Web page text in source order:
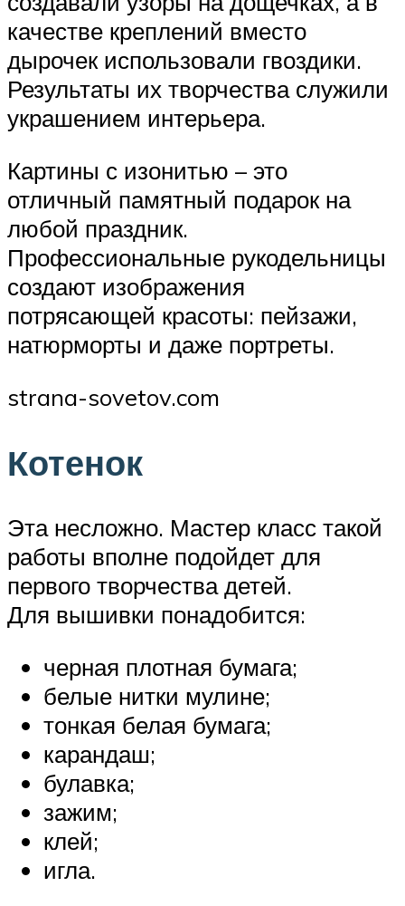
качестве креплений вместо
дырочек использовали гвоздики.
Результаты их творчества служили
украшением интерьера.
Картины с изонитью – это
отличный памятный подарок на
любой праздник.
Профессиональные рукодельницы
создают изображения
потрясающей красоты: пейзажи,
натюрморты и даже портреты.
strana-sovetov.com
Котенок
Эта несложно. Мастер класс такой
работы вполне подойдет для
первого творчества детей.
Для вышивки понадобится:
черная плотная бумага;
белые нитки мулине;
тонкая белая бумага;
карандаш;
булавка;
зажим;
клей;
игла.